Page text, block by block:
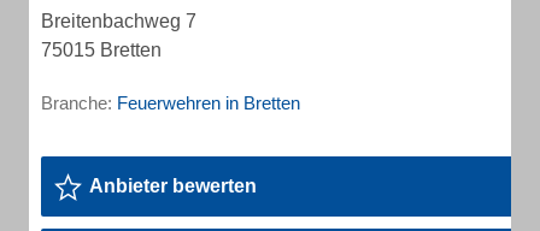
Breitenbachweg 7
75015 Bretten
Branche: Feuerwehren in Bretten
Anbieter bewerten